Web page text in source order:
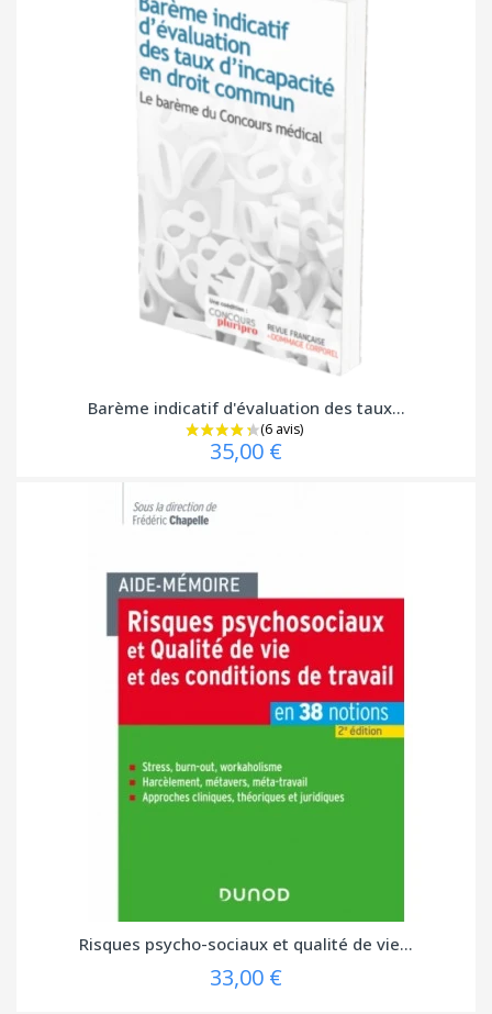
Barème indicatif d'évaluation des taux...
35,00 €
Risques psycho-sociaux et qualité de vie...
33,00 €